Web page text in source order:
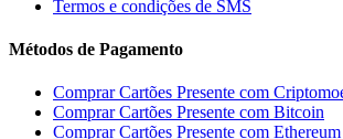
Termos e condições de SMS
Métodos de Pagamento
Comprar Cartões Presente com
Comprar Cartões Presente com Bitcoin
Comprar Cartões Presente com Ethereum